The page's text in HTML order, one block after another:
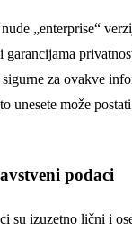
„enterprise“
garancijama
za ovakve
unesete može
podaci
su izuzetno lični i